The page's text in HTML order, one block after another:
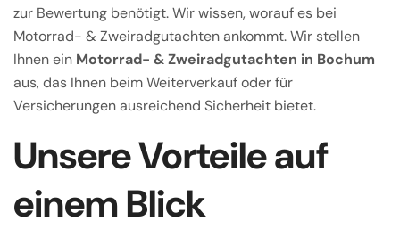
zur Bewertung benötigt. Wir wissen, worauf es bei
Motorrad- & Zweiradgutachten ankommt. Wir stellen
Ihnen ein Motorrad- & Zweiradgutachten in Bochum
aus, das Ihnen beim Weiterverkauf oder für
Versicherungen ausreichend Sicherheit bietet.
Unsere Vorteile auf
einem Blick